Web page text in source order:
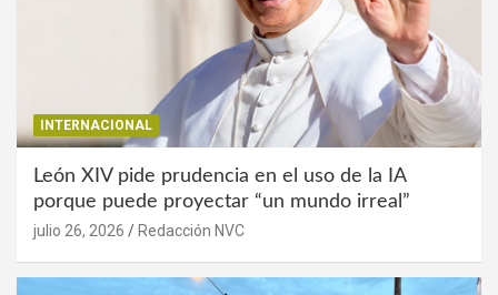
INTERNACIONAL
León XIV pide prudencia en el uso de la IA
porque puede proyectar “un mundo irreal”
julio 26, 2026 Redacción NVC